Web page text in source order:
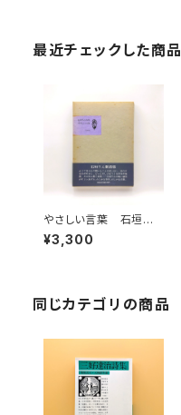
最近チェックした商品
やさしい言葉 石垣り
ん詩集（献呈署名入り）
¥3,300
同じカテゴリの商品